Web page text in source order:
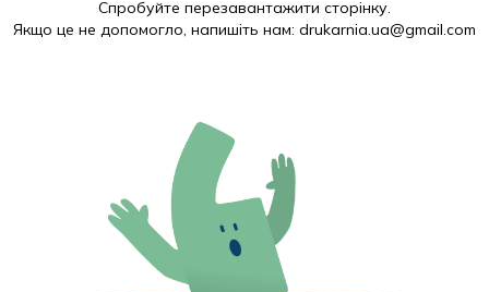
Спробуйте перезавантажити сторінку.
Якщо це не допомогло, напишіть нам: drukarnia.ua@gmail.com